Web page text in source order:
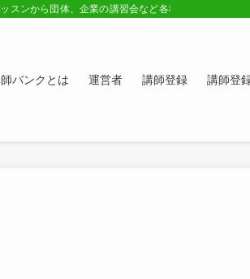
スンから団体、企業の講習会など各種講師の紹介
バンクとは 運営者 講師登録 講師登